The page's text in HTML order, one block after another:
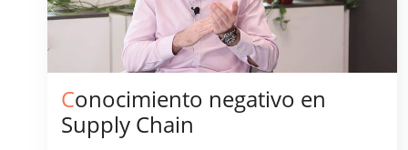
Conocimiento negativo en
Supply Chain